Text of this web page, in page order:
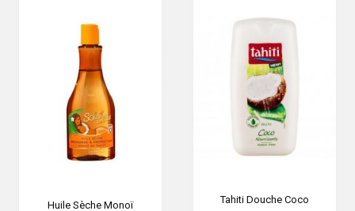
Huile Sèche Monoï
Tahiti Douche Coco